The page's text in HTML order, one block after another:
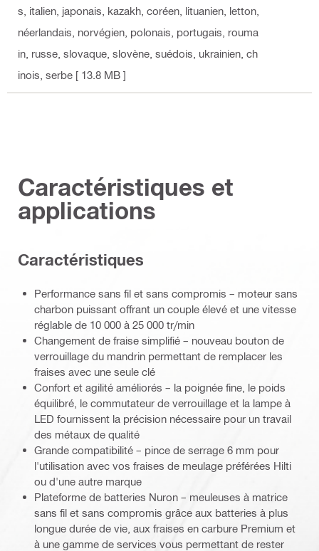
s, italien, japonais, kazakh, coréen, lituanien, letton,
néerlandais, norvégien, polonais, portugais, rouma
in, russe, slovaque, slovène, suédois, ukrainien, ch
inois, serbe [ 13.8 MB ]
Caractéristiques et
applications
Caractéristiques
Performance sans fil et sans compromis – moteur sans
charbon puissant offrant un couple élevé et une vitesse
réglable de 10 000 à 25 000 tr/min
Changement de fraise simplifié – nouveau bouton de
verrouillage du mandrin permettant de remplacer les
fraises avec une seule clé
Confort et agilité améliorés – la poignée fine, le poids
équilibré, le commutateur de verrouillage et la lampe à
LED fournissent la précision nécessaire pour un travail
des métaux de qualité
Grande compatibilité – pince de serrage 6 mm pour
l'utilisation avec vos fraises de meulage préférées Hilti
ou d'une autre marque
Plateforme de batteries Nuron – meuleuses à matrice
sans fil et sans compromis grâce aux batteries à plus
longue durée de vie, aux fraises en carbure Premium et
à une gamme de services vous permettant de rester